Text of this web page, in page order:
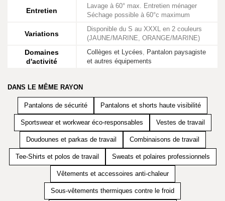
Entretien
Lavage à 60° max. Entretien ménager
Séchage possible à 60°c maximum
Variations
Disponible du S au XXXL en 2 couleurs
(JAUNE/MARINE, ORANGE/MARINE)
Domaines
d'activité
Collèges et Lycées, Pantalon paysagiste
et autres équipements
DANS LE MÊME RAYON
Pantalons de sécurité Pantalons et shorts haute visibilité
Sportswear et workwear éco-responsables Vestes de travail
Doudounes et parkas de travail Combinaisons de travail
Tee-Shirts et polos de travail Sweats et polaires professionnels
Vêtements et accessoires anti-chaleur
Sous-vêtements thermiques contre le froid